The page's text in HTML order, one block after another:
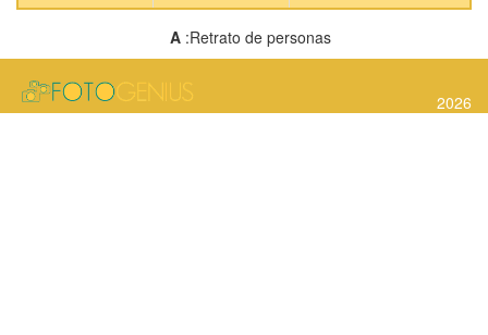
A :Retrato de personas
2026